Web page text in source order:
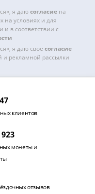
я даю согласиена
на условиях и для
и в соответствии с
я даю своё согласие
рекламной рассылки
клиентов
монеты и
отзывов